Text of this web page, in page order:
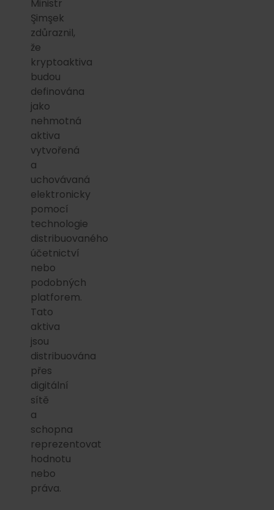
Ministr
Şimşek
zdůraznil,
že
kryptoaktiva
budou
definována
jako
nehmotná
aktiva
vytvořená
a
uchovávaná
elektronicky
pomocí
technologie
distribuovaného
účetnictví
nebo
podobných
platforem.
Tato
aktiva
jsou
distribuována
přes
digitální
sítě
a
schopna
reprezentovat
hodnotu
nebo
práva.